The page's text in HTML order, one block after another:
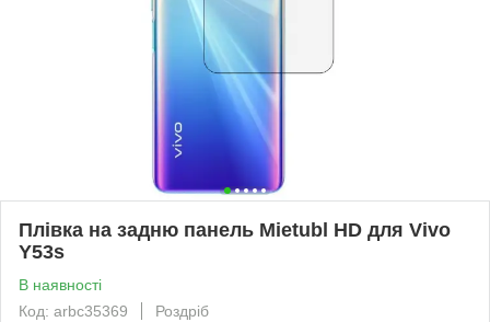
Плівка на задню панель Mietubl HD для Vivo
Y53s
В наявності
Код: arbc35369
Роздріб